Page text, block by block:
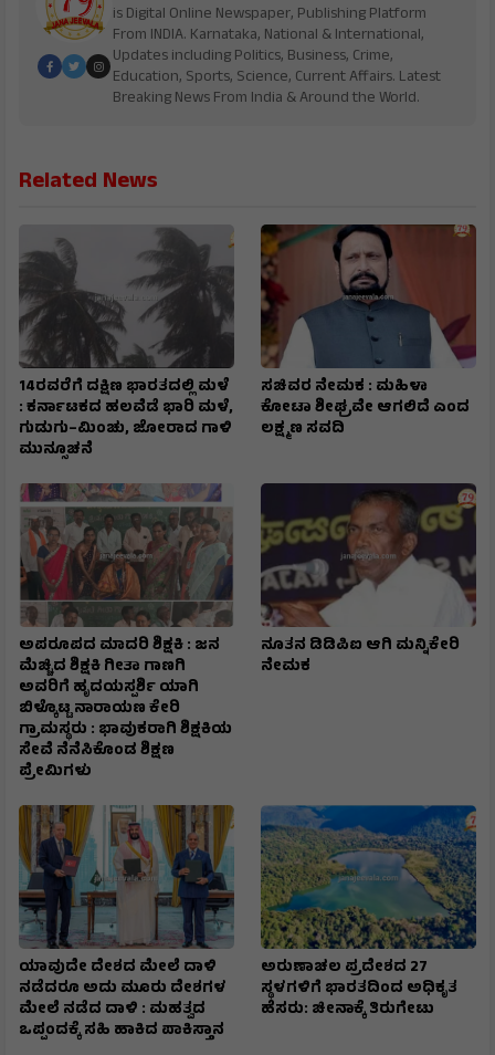
is Digital Online Newspaper, Publishing Platform
From INDIA. Karnataka, National & International,
Updates including Politics, Business, Crime,
Education, Sports, Science, Current Affairs. Latest
Breaking News From India & Around the World.
Related News
14ರವರೆಗೆ ದಕ್ಷಿಣ ಭಾರತದಲ್ಲಿ ಮಳೆ
: ಕರ್ನಾಟಕದ ಹಲವೆಡೆ ಭಾರಿ ಮಳೆ,
ಗುಡುಗು–ಮಿಂಚು, ಜೋರಾದ ಗಾಳಿ
ಮುನ್ಸೂಚನೆ
ಸಚಿವರ ನೇಮಕ : ಮಹಿಳಾ
ಕೋಟಾ ಶೀಘ್ರವೇ ಆಗಲಿದೆ ಎಂದ
ಲಕ್ಷ್ಮಣ ಸವದಿ
ಅಪರೂಪದ ಮಾದರಿ ಶಿಕ್ಷಕಿ : ಜನ
ಮೆಚ್ಚಿದ ಶಿಕ್ಷಕಿ ಗೀತಾ ಗಾಣಗಿ
ಅವರಿಗೆ ಹೃದಯಸ್ಪರ್ಶಿ ಯಾಗಿ
ಬಿಳ್ಕೊಟ್ಟ ನಾರಾಯಣ ಕೇರಿ
ಗ್ರಾಮಸ್ಥರು : ಭಾವುಕರಾಗಿ ಶಿಕ್ಷಕಿಯ
ಸೇವೆ ನೆನೆಸಿಕೊಂಡ ಶಿಕ್ಷಣ
ಪ್ರೇಮಿಗಳು
ನೂತನ ಡಿಡಿಪಿಐ ಆಗಿ ಮನ್ನಿಕೇರಿ
ನೇಮಕ
ಯಾವುದೇ ದೇಶದ ಮೇಲೆ ದಾಳಿ
ನಡೆದರೂ ಅದು ಮೂರು ದೇಶಗಳ
ಮೇಲೆ ನಡೆದ ದಾಳಿ : ಮಹತ್ವದ
ಒಪ್ಪಂದಕ್ಕೆ ಸಹಿ ಹಾಕಿದ ಪಾಕಿಸ್ತಾನ
ಅರುಣಾಚಲ ಪ್ರದೇಶದ 27
ಸ್ಥಳಗಳಿಗೆ ಭಾರತದಿಂದ ಅಧಿಕೃತ
ಹೆಸರು: ಚೀನಾಕ್ಕೆ ತಿರುಗೇಟು